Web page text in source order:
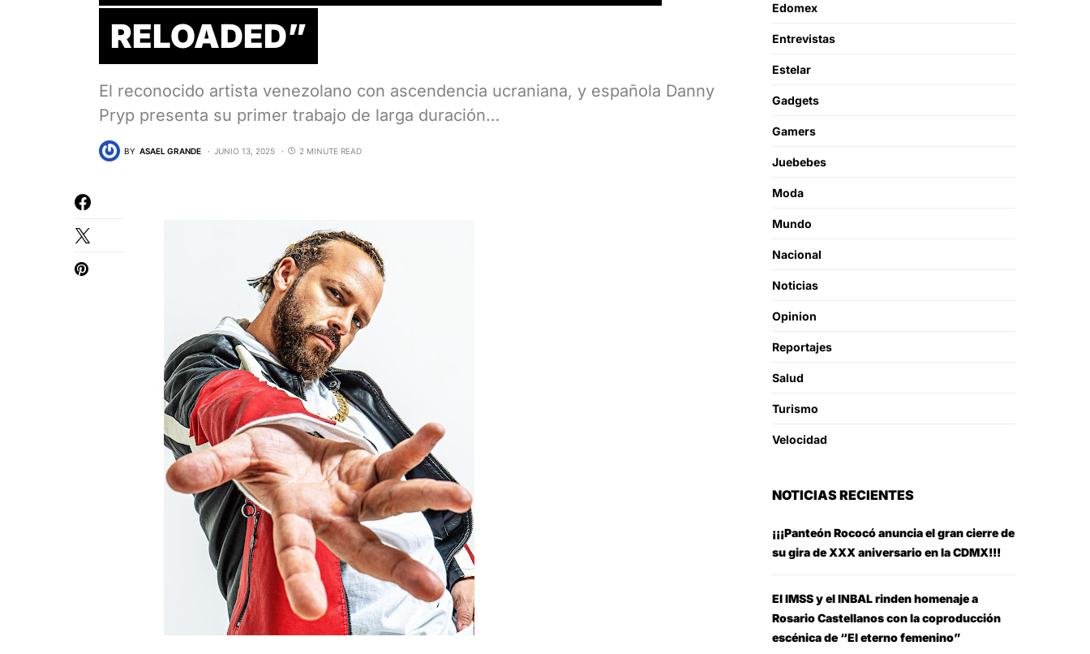
RELOADED”
El reconocido artista venezolano con ascendencia ucraniana, y española Danny
Pryp presenta su primer trabajo de larga duración…
BY ASAEL GRANDE JUNIO 13, 2025 2 MINUTE READ
Edomex
Entrevistas
Estelar
Gadgets
Gamers
Juebebes
Moda
Mundo
Nacional
Noticias
Opinion
Reportajes
Salud
Turismo
Velocidad
NOTICIAS RECIENTES
¡¡¡Panteón Rococó anuncia el gran cierre de
su gira de XXX aniversario en la CDMX!!!
El IMSS y el INBAL rinden homenaje a
Rosario Castellanos con la coproducción
escénica de “El eterno femenino”